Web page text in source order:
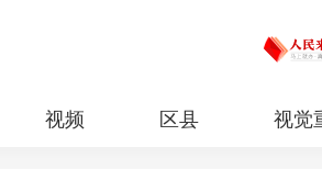
视频 区县 视觉